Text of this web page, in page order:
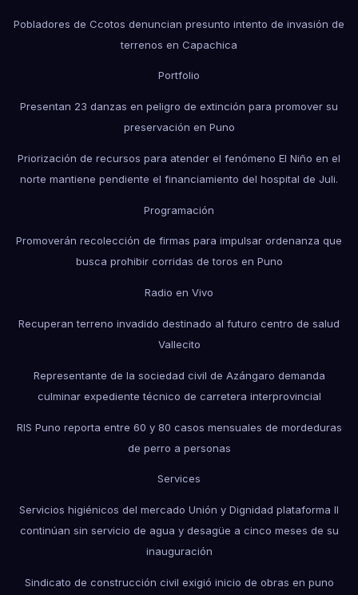
Pobladores de Ccotos denuncian presunto intento de invasión de
terrenos en Capachica
Portfolio
Presentan 23 danzas en peligro de extinción para promover su
preservación en Puno
Priorización de recursos para atender el fenómeno El Niño en el
norte mantiene pendiente el financiamiento del hospital de Juli.
Programación
Promoverán recolección de firmas para impulsar ordenanza que
busca prohibir corridas de toros en Puno
Radio en Vivo
Recuperan terreno invadido destinado al futuro centro de salud
Vallecito
Representante de la sociedad civil de Azángaro demanda
culminar expediente técnico de carretera interprovincial
RIS Puno reporta entre 60 y 80 casos mensuales de mordeduras
de perro a personas
Services
Servicios higiénicos del mercado Unión y Dignidad plataforma II
continúan sin servicio de agua y desagüe a cinco meses de su
inauguración
Sindicato de construcción civil exigió inicio de obras en puno